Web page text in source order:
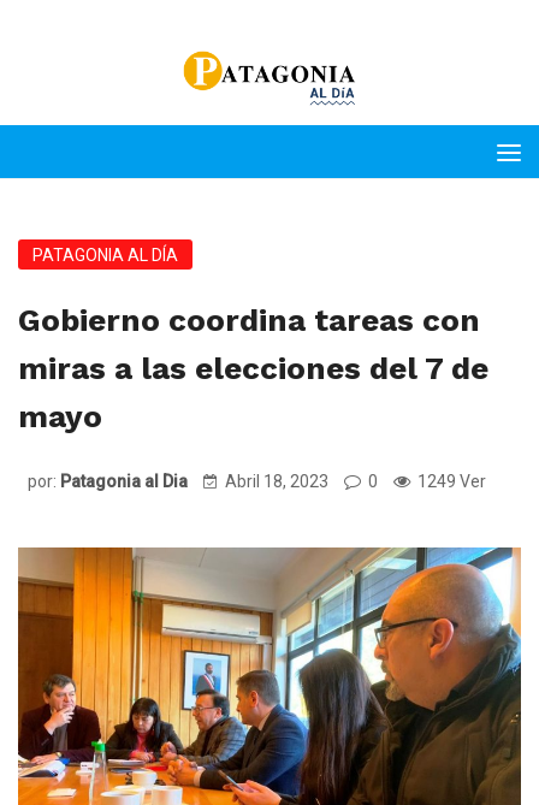
PATAGONIA AL DÍA
Gobierno coordina tareas con
miras a las elecciones del 7 de
mayo
por: Patagonia al Dia Abril 18, 2023 0 1249 Ver